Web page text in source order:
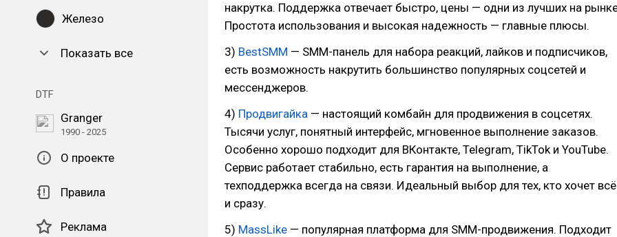
Железо
Показать все
DTF
Granger
1990 - 2025
О проекте
Правила
Реклама
накрутка. Поддержка отвечает быстро, цены — одни из лучших на
Простота использования и высокая надежность — главные плюсы.
3) BestSMM — SMM-панель для набора реакций, лайков и подписчиков,
есть возможность накрутить большинство популярных соцсетей и
мессенджеров.
4) Продвигайка — настоящий комбайн для продвижения в соцсетях.
Тысячи услуг, понятный интерфейс, мгновенное выполнение заказов.
Особенно хорошо подходит для ВКонтакте, Telegram, TikTok и YouTube.
Сервис работает стабильно, есть гарантия на выполнение, а
техподдержка всегда на связи. Идеальный выбор для тех, кто хочет всё
и сразу.
5) MassLike — популярная платформа для SMM-продвижения. Подходит